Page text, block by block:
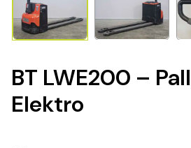
BT LWE200 –
Elektro